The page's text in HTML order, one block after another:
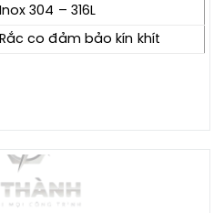
Inox 304 – 316L
Rắc co đảm bảo kín khít